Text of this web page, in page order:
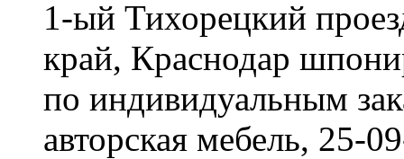
1-ый Тихорецкий
край, Краснодар
по индивидуальным
авторская мебель, 25-